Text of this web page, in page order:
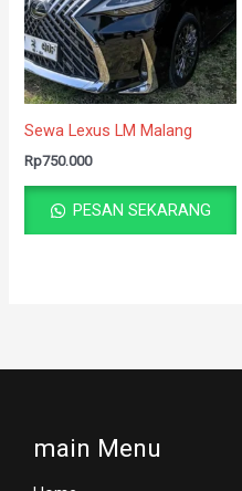
Sewa Lexus LM Malang
Rp750.000
PESAN SEKARANG
main Menu